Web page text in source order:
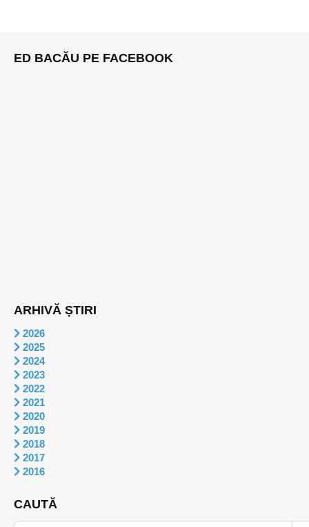
ED BACĂU PE FACEBOOK
ARHIVĂ ȘTIRI
2026
2025
2024
2023
2022
2021
2020
2019
2018
2017
2016
CAUTĂ